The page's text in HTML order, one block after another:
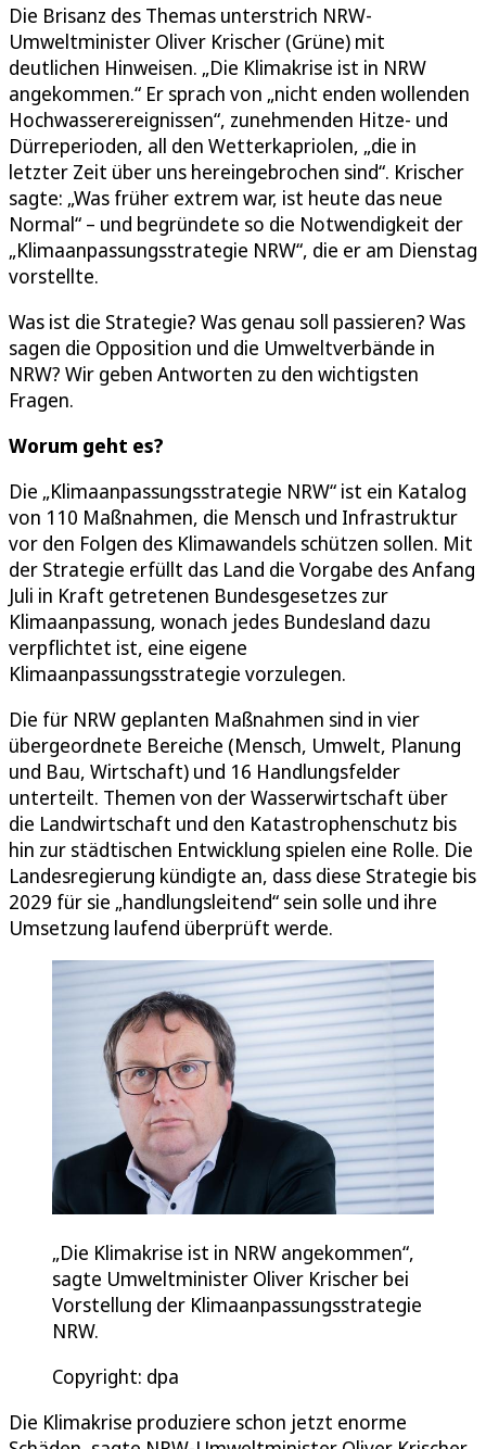
Die Brisanz des Themas unterstrich NRW-
Umweltminister Oliver Krischer (Grüne) mit
deutlichen Hinweisen. „Die Klimakrise ist in NRW
angekommen.“ Er sprach von „nicht enden wollenden
Hochwasserereignissen“, zunehmenden Hitze- und
Dürreperioden, all den Wetterkapriolen, „die in
letzter Zeit über uns hereingebrochen sind“. Krischer
sagte: „Was früher extrem war, ist heute das neue
Normal“ – und begründete so die Notwendigkeit der
„Klimaanpassungsstrategie NRW“, die er am Dienstag
vorstellte.
Was ist die Strategie? Was genau soll passieren? Was
sagen die Opposition und die Umweltverbände in
NRW? Wir geben Antworten zu den wichtigsten
Fragen.
Worum geht es?
Die „Klimaanpassungsstrategie NRW“ ist ein Katalog
von 110 Maßnahmen, die Mensch und Infrastruktur
vor den Folgen des Klimawandels schützen sollen. Mit
der Strategie erfüllt das Land die Vorgabe des Anfang
Juli in Kraft getretenen Bundesgesetzes zur
Klimaanpassung, wonach jedes Bundesland dazu
verpflichtet ist, eine eigene
Klimaanpassungsstrategie vorzulegen.
Die für NRW geplanten Maßnahmen sind in vier
übergeordnete Bereiche (Mensch, Umwelt, Planung
und Bau, Wirtschaft) und 16 Handlungsfelder
unterteilt. Themen von der Wasserwirtschaft über
die Landwirtschaft und den Katastrophenschutz bis
hin zur städtischen Entwicklung spielen eine Rolle. Die
Landesregierung kündigte an, dass diese Strategie bis
2029 für sie „handlungsleitend“ sein solle und ihre
Umsetzung laufend überprüft werde.
„Die Klimakrise ist in NRW angekommen“,
sagte Umweltminister Oliver Krischer bei
Vorstellung der Klimaanpassungsstrategie
NRW.
Copyright: dpa
Die Klimakrise produziere schon jetzt enorme